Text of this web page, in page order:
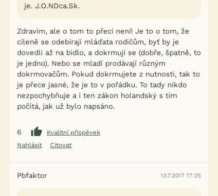
je. J.O.NDca.Sk.
Zdravím, ale o tom to přeci není! Je to o tom, že
cíleně se odebírají mláďata rodičům, byť by je
dovedli až na bidlo, a dokrmují se (dobře, špatně, to
je jedno). Nebo se mladí prodávají různým
dokrmovačům. Pokud dokrmujete z nutnosti, tak to
je přece jasné, že je to v pořádku. To tady nikdo
nezpochybňuje a i ten zákon holandský s tím
počítá, jak už bylo napsáno.
6
Kvalitní příspěvek
Nahlásit
Citovat
Pbfaktor 13.7.2017 17:25